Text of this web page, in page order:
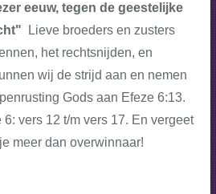
eeuw, tegen de geestelijke
Lieve broeders en zusters
het rechtsnijden, en
wij de strijd aan en nemen
Gods aan Efeze 6:13.
vers 12 t/m vers 17. En vergeet
meer dan overwinnaar!